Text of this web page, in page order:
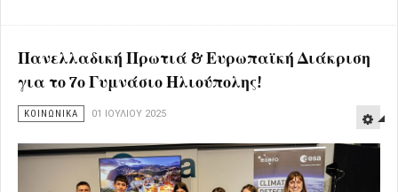
Πανελλαδική Πρωτιά & Ευρωπαϊκή Διάκριση
για το 7ο Γυμνάσιο Ηλιούπολης!
ΚΟΙΝΩΝΙΚΑ 01 ΙΟΥΛΊΟΥ 2025